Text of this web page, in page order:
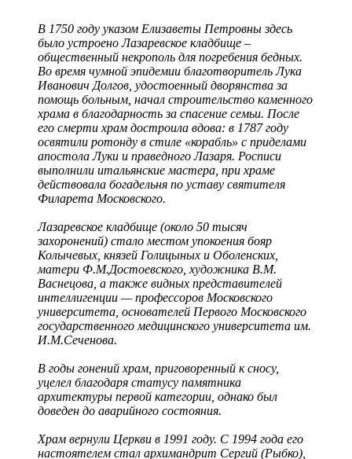
В 1750 году указом Елизаветы Петровны здесь
было устроено Лазаревское кладбище –
общественный некрополь для погребения бедных.
Во время чумной эпидемии благотворитель Лука
Иванович Долгов, удостоенный дворянства за
помощь больным, начал строительство каменного
храма в благодарность за спасение семьи. После
его смерти храм достроила вдова: в 1787 году
освятили ротонду в стиле «корабль» с приделами
апостола Луки и праведного Лазаря. Росписи
выполнили итальянские мастера, при храме
действовала богадельня по уставу святителя
Филарета Московского.
Лазаревское кладбище (около 50 тысяч
захоронений) стало местом упокоения бояр
Колычевых, князей Голицыных и Оболенских,
матери Ф.М.Достоевского, художника В.М.
Васнецова, а также видных представителей
интеллигенции — профессоров Московского
университета, основателей Первого Московского
государственного медицинского университета им.
И.М.Сеченова.
В годы гонений храм, приговоренный к сносу,
уцелел благодаря статусу памятника
архитектуры первой категории, однако был
доведен до аварийного состояния.
Храм вернули Церкви в 1991 году. С 1994 года его
настоятелем стал архимандрит Сергий (Рыбко),